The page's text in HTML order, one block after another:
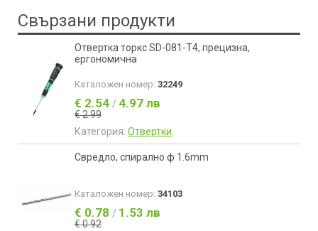
Свързани продукти
Отвертка торкс SD-081-T4, прецизна,
ергономична
Каталожен номер: 32249
€ 2.54 / 4.97 лв
€ 2.99
Категория: Отвертки
Свредло, спирално ф 1.6mm
Каталожен номер: 34103
€ 0.78 / 1.53 лв
€ 0.92